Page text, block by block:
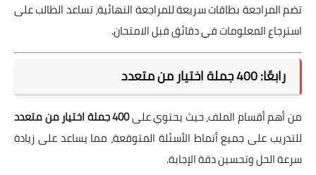
تضم المراجعة بطاقات سريعة للمراجعة النهائية، تساعد الطالب على
استرجاع المعلومات في دقائق قبل الامتحان.
رابعًا: 400 جملة اختيار من متعدد
من أهم أقسام الملف، حيث يحتوي على400 جملة اختيار من متعدد
للتدريب على جميع أنماط الأسئلة المتوقعة، مما يساعد على زيادة
سرعة الحل وتحسين دقة الإجابة.